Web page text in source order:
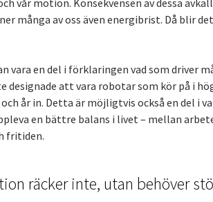
vår motion. Konsekvensen av dessa
många av oss även energibrist. Då blir
vara en del i förklaringen vad som driver
designade att vara robotar som kör på i
år in. Detta är möjligtvis också en del i
en bättre balans i livet – mellan
fritiden.
räcker inte, utan behöver